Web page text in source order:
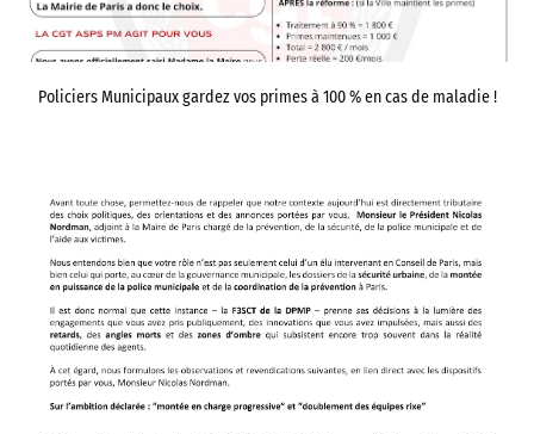
Policiers Municipaux gardez vos primes à 100 % en cas de maladie !